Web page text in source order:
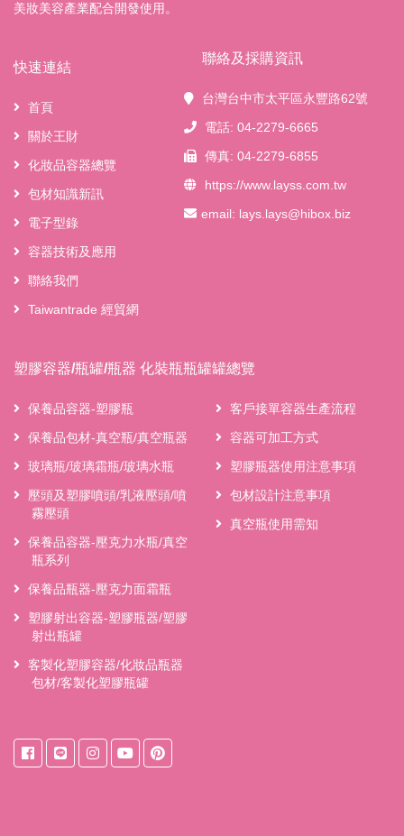
美妝美容產業配合開發使用。
快速連結
首頁
關於王財
化妝品容器總覽
包材知識新訊
電子型錄
容器技術及應用
聯絡我們
Taiwantrade 經貿網
塑膠容器/瓶罐/瓶器 化裝瓶瓶罐罐總覽
保養品容器-塑膠瓶
保養品包材-真空瓶/真空瓶器
玻璃瓶/玻璃霜瓶/玻璃水瓶
壓頭及塑膠噴頭/乳液壓頭/噴
霧壓頭
保養品容器-壓克力水瓶/真空
瓶系列
保養品瓶器-壓克力面霜瓶
塑膠射出容器-塑膠瓶器/塑膠
射出瓶罐
客製化塑膠容器/化妝品瓶器
包材/客製化塑膠瓶罐
客戶接單容器生產流程
容器可加工方式
塑膠瓶器使用注意事項
包材設計注意事項
真空瓶使用需知
聯絡及採購資訊
台灣台中市太平區永豐路62號
電話: 04-2279-6665
傳真: 04-2279-6855
https://www.layss.com.tw
email: lays.lays@hibox.biz